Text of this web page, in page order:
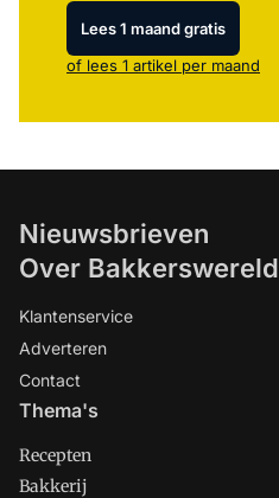
Lees 1 maand gratis
of lees 1 artikel per maand
Nieuwsbrieven
Over Bakkerswereld
Klantenservice
Adverteren
Contact
Thema's
Recepten
Bakkerij